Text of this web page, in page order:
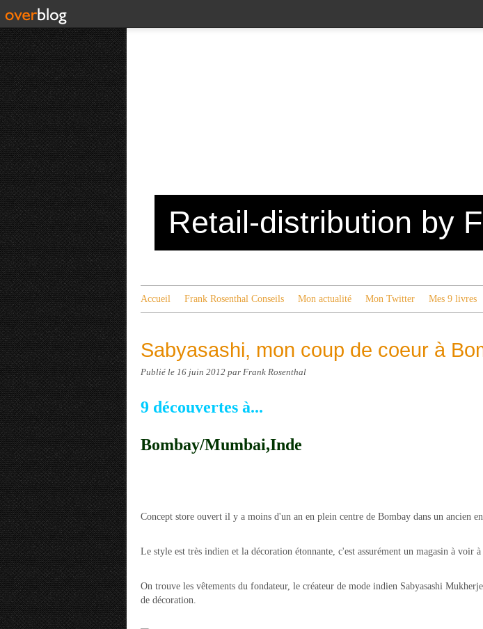
Retail-distribution by
Accueil Frank Rosenthal Conseils Mon actualité Mon Twitter Mes 9 livres
Sabyasashi, mon coup de coeur à
Publié le 16 juin 2012 par Frank Rosenthal
9 découvertes à...
Bombay/Mumbai,Inde
Concept store ouvert il y a moins d'un an en plein centre de Bombay dans un ancien
Le style est très indien et la décoration étonnante, c'est assurément un magasin à voir
On trouve les vêtements du fondateur, le créateur de mode indien Sabyasashi
de décoration.